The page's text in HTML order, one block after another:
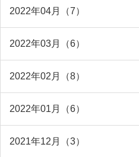
2022年04月（7）
2022年03月（6）
2022年02月（8）
2022年01月（6）
2021年12月（3）